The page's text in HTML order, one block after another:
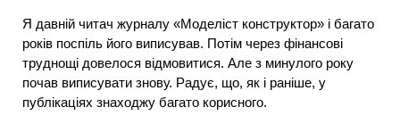
Я давній читач журналу «Моделіст конструктор» і багато
років поспіль його виписував. Потім через фінансові
труднощі довелося відмовитися. Але з минулого року
почав виписувати знову. Радує, що, як і раніше, у
публікаціях знаходжу багато корисного.